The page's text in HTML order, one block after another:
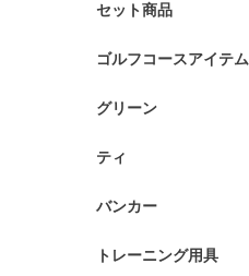
セット商品
ゴルフコースアイテム
グリーン
ティ
バンカー
トレーニング用具